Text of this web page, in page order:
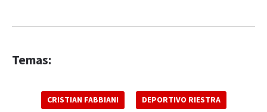
Temas:
CRISTIAN FABBIANI DEPORTIVO RIESTRA